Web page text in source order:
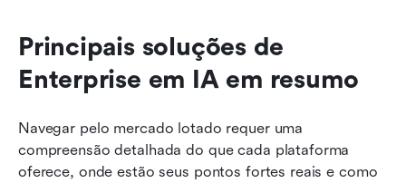
Principais soluções de
Enterprise em IA em resumo
Navegar pelo mercado lotado requer uma
compreensão detalhada do que cada plataforma
oferece, onde estão seus pontos fortes reais e como